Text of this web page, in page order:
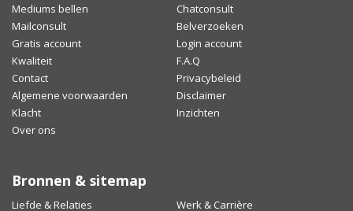
Mediums bellen
Chatconsult
Mailconsult
Belverzoeken
Gratis account
Login account
Kwaliteit
F.A.Q
Contact
Privacybeleid
Algemene voorwaarden
Disclaimer
Klacht
Inzichten
Over ons
Bronnen & sitemap
Liefde & Relaties Werk & Carrière